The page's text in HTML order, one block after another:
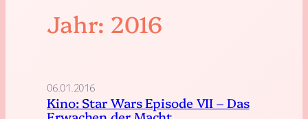
Jahr: 2016
06.01.2016
Kino: Star Wars Episode VII – Das